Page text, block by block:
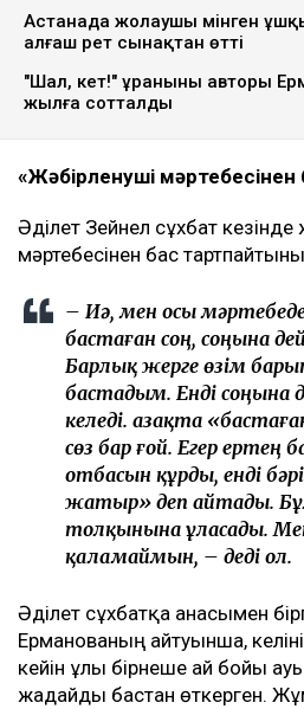
Астанада жолаушы мінген
алғаш рет сынақтан өтті
"Шал, кет!" ұранының авторы
жылға сотталды
«Жәбірленуші
Әділет Зейнел сұхбат кезінде
мәртебесінен бас
– Иә, мен осы
бастаған соң, соңына
Барлық жерге өзім
бастадым. Енді соңына
келеді. Қазақта
сөз бар ғой. Егер ертең
отбасын құрды, енді
жатыр» деп айтады.
толқынына ұласады.
қаламаймын, – деді ол.
Әділет сұхбатқа анасымен
Ерманованың айтуынша,
кейін ұлы бірнеше ай бойы
жағдайды бастан өткерген.